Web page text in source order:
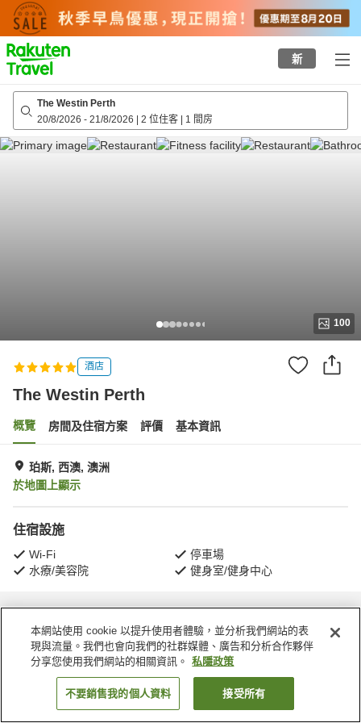
to
top
page
新
The Westin Perth
20/8/2026 - 21/8/2026 | 2 位住客 | 1 間房
100
酒店
The Westin Perth
概覽 房間及住宿方案 評價 基本資訊
珀斯, 西澳, 澳洲
於地圖上顯示
住宿設施
Wi-Fi
停車場
水療/美容院
健身室/健身中心
主頁 澳洲 西澳 珀斯 The Westin Perth
找客房
本網站使用 cookie 以提升使用者體驗，並分析我們網站的表
現與流量。我們也會向我們的社群媒體、廣告和分析合作夥伴
分享您使用我們網站的相關資訊。
私隱政策
不要銷售我的個人資料 接受所有